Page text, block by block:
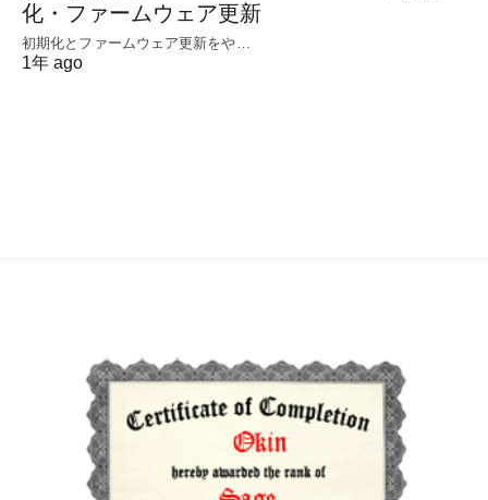
化・ファームウェア更新
初期化とファームウェア更新をや…
1年 ago